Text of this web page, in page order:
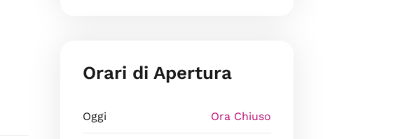
Orari di Apertura
Oggi Ora Chiuso